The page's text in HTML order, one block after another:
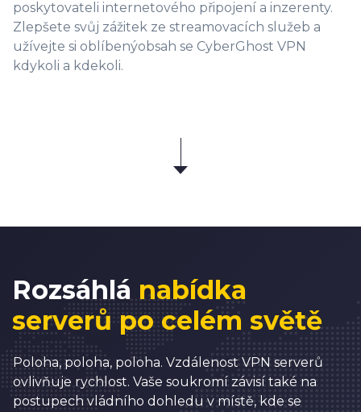
poskytovateli internetového připojení a inzerenty.
Zlepšete svůj zážitek ze streamovacích služeb a
užívejte si oblíbenýobsah se CyberGhost VPN
kdykoli a kdekoli.
Rozsáhlá nabídka
serverů po celém světě
Poloha, poloha, poloha. Vzdálenost VPN serverů
ovlivňuje rychlost. Vaše soukromí závisí také na
postupech vládního dohledu v místě, kde se